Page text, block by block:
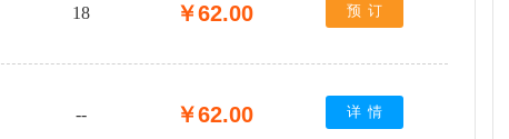
18 ￥62.00 预订
-- ￥62.00 详情